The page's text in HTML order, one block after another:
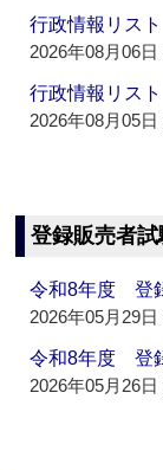
行政情報リス
2026年08月06日
行政情報リス
2026年08月05日
登録販売者
令和8年度 登
2026年05月29日
令和8年度 登
2026年05月26日